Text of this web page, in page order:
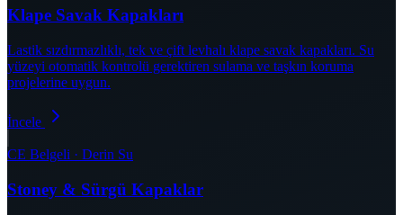
Klape Savak Kapakları
Lastik sızdırmazlıklı, tek ve çift levhalı klape savak kapakları. Su
yüzeyi otomatik kontrolü gerektiren sulama ve taşkın koruma
projelerine uygun.
İncele
CE Belgeli · Derin Su
Stoney & Sürgü Kapaklar